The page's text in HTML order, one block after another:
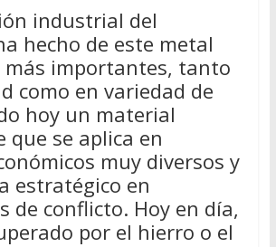
industrial del
hecho de este metal
más importantes, tanto
como en variedad de
hoy un material
que se aplica en
muy diversos y
estratégico en
de conflicto. Hoy en día,
por el hierro o el